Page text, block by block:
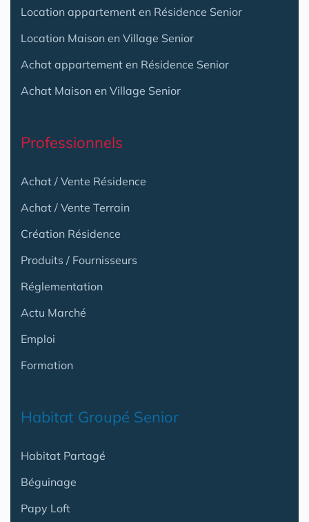
Location appartement en Résidence Senior
Location Maison en Village Senior
Achat appartement en Résidence Senior
Achat Maison en Village Senior
Professionnels
Achat / Vente Résidence
Achat / Vente Terrain
Création Résidence
Produits / Fournisseurs
Réglementation
Actu Marché
Emploi
Formation
Habitat Groupé Senior
Habitat Partagé
Béguinage
Papy Loft